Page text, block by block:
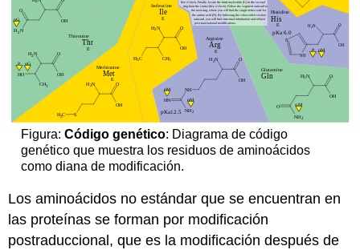
Figura: Código genético: Diagrama de código
genético que muestra los residuos de aminoácidos
como diana de modificación.
Los aminoácidos no estándar que se encuentran en
las proteínas se forman por modificación
postraduccional, que es la modificación después de